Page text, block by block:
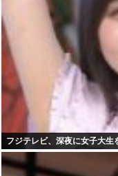
フジテレビ、深夜に女子大